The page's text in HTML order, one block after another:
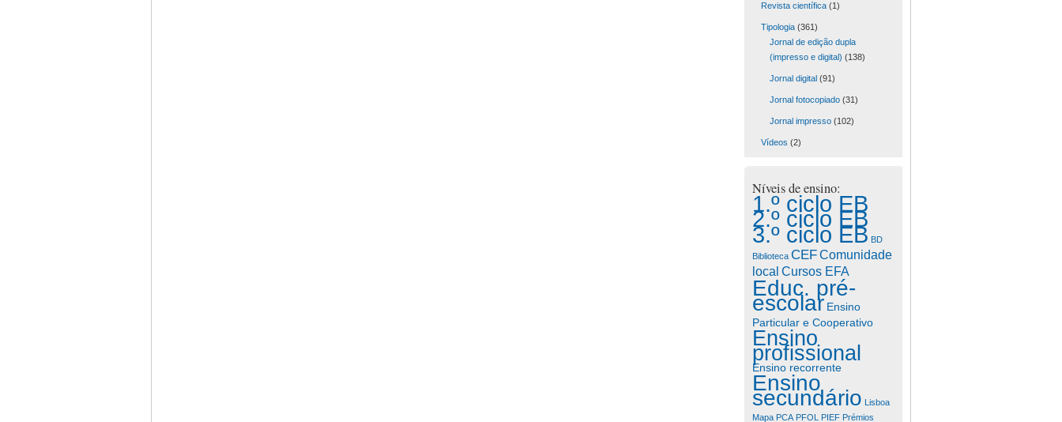
Revista científica(1)
Tipologia(361)
Jornal de edição dupla
(impresso e digital) (138)
Jornal digital(91)
Jornal fotocopiado(31)
Jornal impresso(102)
Vídeos (2)
Níveis de ensino:
1.º ciclo EB
2.º ciclo EB
3.º ciclo EB BD
Biblioteca CEFComunidade
local Cursos EFA
Educ. pré-
escolar Ensino
Particular e Cooperativo
Ensino
profissional
Ensino recorrente
Ensino
secundário Lisboa
Mapa PCA PFOL PIEF Prémios